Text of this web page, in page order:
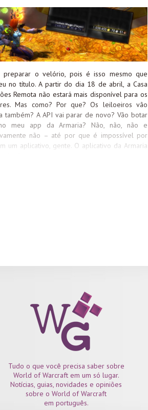
preparar o velório, pois é isso mesmo que
no título. A partir do dia 18 de abril, a Casa
Remota não estará mais disponível para os
Mas como? Por que? Os leiloeiros vão
também? A API vai parar de novo? Vão botar
meu app da Armaria? Não, não, não e
não – até por que é impossível por
um aplicativo, gente. O aplicativo da Armaria
Tudo o que você precisa saber sobre
World of Warcraft em um só lugar.
Notícias, guias, novidades e opiniões
sobre o World of Warcraft
em português.